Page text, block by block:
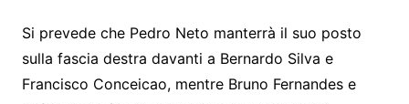
Si prevede che Pedro Neto manterrà il suo posto
sulla fascia destra davanti a Bernardo Silva e
Francisco Conceicao, mentre Bruno Fernandes e